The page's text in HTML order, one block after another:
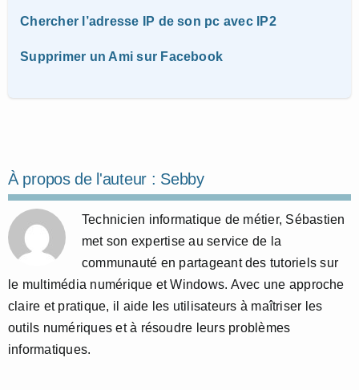
Chercher l’adresse IP de son pc avec IP2
Supprimer un Ami sur Facebook
À propos de l'auteur : Sebby
Technicien informatique de métier, Sébastien
met son expertise au service de la
communauté en partageant des tutoriels sur
le multimédia numérique et Windows. Avec une approche
claire et pratique, il aide les utilisateurs à maîtriser les
outils numériques et à résoudre leurs problèmes
informatiques.